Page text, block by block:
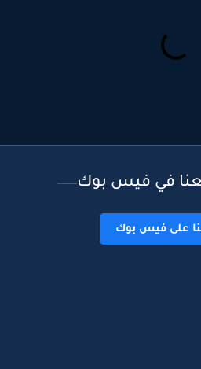
في فيس بوك
على فيس بوك